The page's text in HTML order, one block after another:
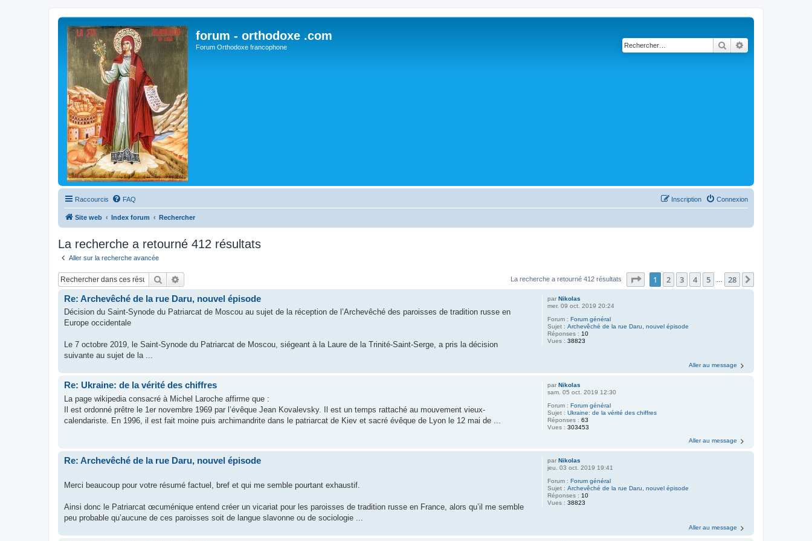
forum - orthodoxe .com
Forum Orthodoxe francophone Rechercher
Raccourcis FAQ Connexion
Inscription
Site web Index forum Rechercher
La recherche a retourné 412 résultats
Aller sur la recherche avancée
Rechercher La recherche a retourné 412 résultats Page sur28
1 2 3 4 5 28
parNikolas
mer. 09 oct. 2019 20:24
Forum :Forum général
Sujet :Archevêché de la rue Daru, nouvel épisode
Réponses : 10
Vues :38823
Re: Archevêché de la rue Daru, nouvel épisode
Décision du Saint-Synode du Patriarcat de Moscou au sujet de la réception de l’Archevêché des paroisses de tradition russe en
Europe occidentale
Le 7 octobre 2019, le Saint-Synode du Patriarcat de Moscou, siégeant à la Laure de la Trinité-Saint-Serge, a pris la décision
suivante au sujet de la ...
Aller au message
parNikolas
sam. 05 oct. 2019 12:30
Forum :Forum général
Sujet :Ukraine: de la vérité des chiffres
Réponses :63
Vues :303453
Re: Ukraine: de la vérité des chiffres
La page wikipedia consacré à Michel Laroche affirme que :
Il est ordonné prêtre le 1er novembre 1969 par l’évêque Jean Kovalevsky. Il est un temps rattaché au mouvement vieux-
calendariste. En 1996, il est fait moine puis archimandrite dans le patriarcat de Kiev et sacré évêque de Lyon le 12 mai de ...
Aller au message
parNikolas
jeu. 03 oct. 2019 19:41
Forum :Forum général
Sujet :Archevêché de la rue Daru, nouvel épisode
Réponses : 10
Vues :38823
Re: Archevêché de la rue Daru, nouvel épisode
Merci beaucoup pour votre résumé factuel, bref et qui me semble pourtant exhaustif.
Ainsi donc le Patriarcat œcuménique entend créer un vicariat pour les paroisses de tradition russe en France, alors qu’il me semble
peu probable qu’aucune de ces paroisses soit de langue slavonne ou de sociologie ...
Aller au message